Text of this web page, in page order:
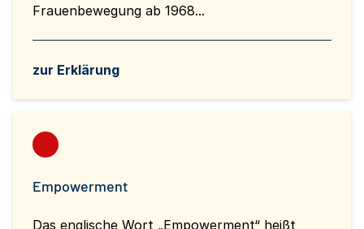
Frauenbewegung ab 1968...
zur Erklärung
Empowerment
Das englische Wort „Empowerment“ heißt